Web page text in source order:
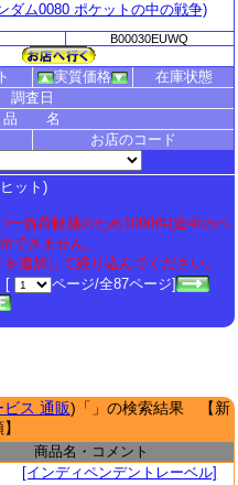
ダム0080 ポケットの中の戦争)
B00030EUWQ
実質価格
在庫状態
調査日
名
お店のコード
ット)
ー負荷軽減のため1000件(途中のペ
できません。
追加して絞り込んでください。
[ ページ/全87ページ]
ス 通販)「」の検索結果 【新
商品名・コメント
[インディペンデントレーベル]